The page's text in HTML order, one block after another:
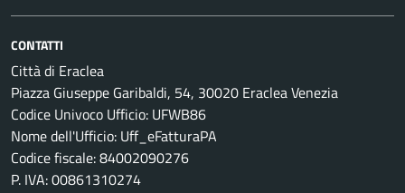
CONTATTI
Città di Eraclea
Piazza Giuseppe Garibaldi, 54, 30020 Eraclea Venezia
Codice Univoco Ufficio: UFWB86
Nome dell'Ufficio: Uff_eFatturaPA
Codice fiscale: 84002090276
P. IVA: 00861310274